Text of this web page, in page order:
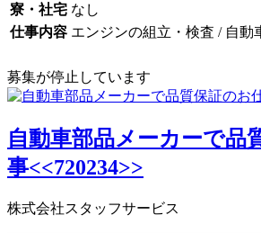
寮・社宅 なし
仕事内容 エンジンの組立・検査 / 自動
募集が停止しています
自動車部品メーカーで品
事<<720234>>
株式会社スタッフサービス